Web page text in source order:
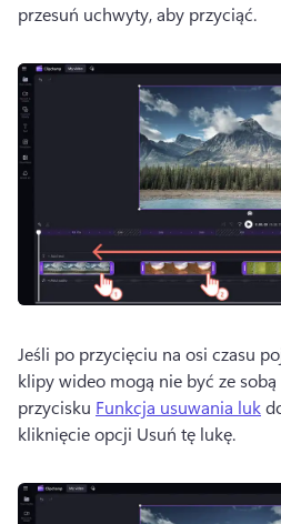
przesuń uchwyty, aby przyciąć.
Jeśli po przycięciu na osi czasu
klipy wideo mogą nie być ze sobą
przycisku Funkcja usuwania luk
kliknięcie opcji Usuń tę lukę.